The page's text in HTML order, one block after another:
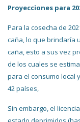
Proyecciones para
Para la cosecha de
caña, lo que brindaría
caña, esto a sus vez
de los cuales se
para el consumo local
42 países,
Sin embargo, el